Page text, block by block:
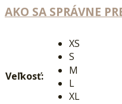
AKO SA SPRÁVNE
Veľkosť:
XS
S
M
L
XL